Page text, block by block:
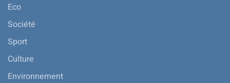
Eco
Société
Sport
Culture
Environnement